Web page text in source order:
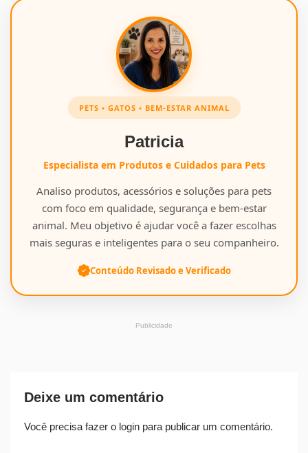
PETS • GATOS • BEM-ESTAR ANIMAL
Patricia
Especialista em Produtos e Cuidados para Pets
Analiso produtos, acessórios e soluções para pets
com foco em qualidade, segurança e bem-estar
animal. Meu objetivo é ajudar você a fazer escolhas
mais seguras e inteligentes para o seu companheiro.
Conteúdo Revisado e Verificado
Publicidade
Deixe um comentário
Você precisa fazer o login para publicar um comentário.